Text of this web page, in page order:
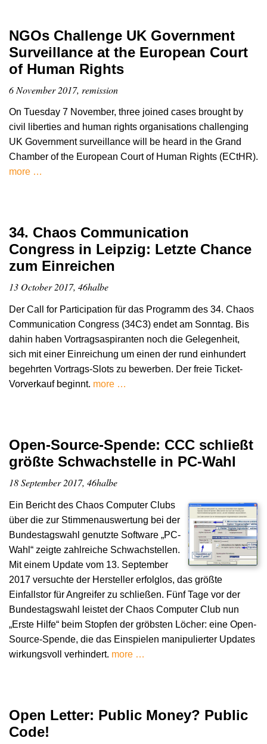
NGOs Challenge UK Government
Surveillance at the European Court
of Human Rights
6 November 2017, remission
On Tuesday 7 November, three joined cases brought by
civil liberties and human rights organisations challenging
UK Government surveillance will be heard in the Grand
Chamber of the European Court of Human Rights (ECtHR).
more …
34. Chaos Communication
Congress in Leipzig: Letzte Chance
zum Einreichen
13 October 2017, 46halbe
Der Call for Participation für das Programm des 34. Chaos
Communication Congress (34C3) endet am Sonntag. Bis
dahin haben Vortragsaspiranten noch die Gelegenheit,
sich mit einer Einreichung um einen der rund einhundert
begehrten Vortrags-Slots zu bewerben. Der freie Ticket-
Vorverkauf beginnt. more …
Open-Source-Spende: CCC schließt
größte Schwachstelle in PC-Wahl
18 September 2017, 46halbe
Ein Bericht des Chaos Computer Clubs
über die zur Stimmenauswertung bei der
Bundestagswahl genutzte Software „PC-
Wahl“ zeigte zahlreiche Schwachstellen.
Mit einem Update vom 13. September
2017 versuchte der Hersteller erfolglos, das größte
Einfallstor für Angreifer zu schließen. Fünf Tage vor der
Bundestagswahl leistet der Chaos Computer Club nun
„Erste Hilfe“ beim Stopfen der gröbsten Löcher: eine Open-
Source-Spende, die das Einspielen manipulierter Updates
wirkungsvoll verhindert. more …
Open Letter: Public Money? Public
Code!